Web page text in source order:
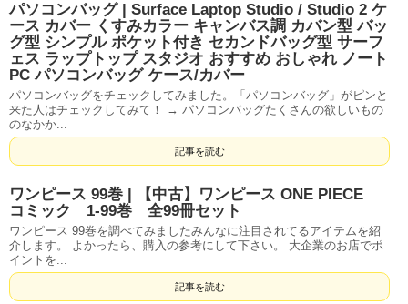
パソコンバッグ | Surface Laptop Studio / Studio 2 ケ
ース カバー くすみカラー キャンバス調 カバン型 バッ
グ型 シンプル ポケット付き セカンドバッグ型 サーフ
ェス ラップトップ スタジオ おすすめ おしゃれ ノート
PC パソコンバッグ ケース/カバー
パソコンバッグをチェックしてみました。「パソコンバッグ」がピンと
来た人はチェックしてみて！ → パソコンバッグたくさんの欲しいもの
のなかか...
記事を読む
ワンピース 99巻 | 【中古】ワンピース ONE PIECE
コミック 1-99巻 全99冊セット
ワンピース 99巻を調べてみましたみんなに注目されてるアイテムを紹
介します。 よかったら、購入の参考にして下さい。 大企業のお店でポ
イントを...
記事を読む